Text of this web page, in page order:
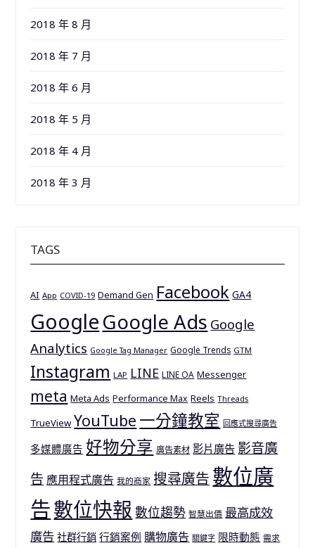
2018 年 8 月
2018 年 7 月
2018 年 6 月
2018 年 5 月
2018 年 4 月
2018 年 3 月
TAGS
AI App COVID-19 Demand Gen Facebook GA4
GoogleGoogle Ads Google
Analytics Google Tag Manager Google Trends GTM
Instagram LAP LINE LINE OA Messenger
meta Meta Ads Performance Max Reels Threads
TrueView YouTube 一分鐘教室 回應式搜尋廣告
多媒體廣告 好物分享 廣告素材 影片廣告 影音廣
告 應用程式廣告 我的商家 搜尋廣告 數位廣
告數位快報 數位趨勢 智慧出價 最高成效
廣告 社群行銷 行銷案例 購物廣告 關鍵字 限時動態 需求